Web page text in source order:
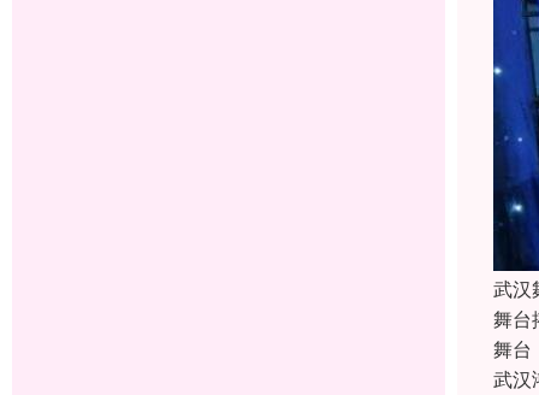
武汉
舞台
舞台
武汉